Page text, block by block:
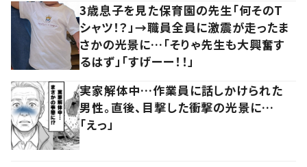
3歳息子を見た保育園の先生「何そのT
シャツ！？」→職員全員に激震が走ったま
さかの光景に…「そりゃ先生も大興奮す
るはず」「すげーー！！」
実家解体中…作業員に話しかけられた
男性。直後、目撃した衝撃の光景に…
「えっ」